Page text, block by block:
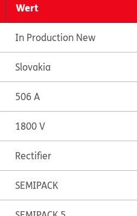
Wert
In Production New
Slovakia
506 A
1800 V
Rectifier
SEMIPACK